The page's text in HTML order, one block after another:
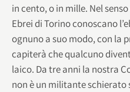
in cento, o in mille. Nel
Ebrei di Torino conoscano
ognuno a suo modo, con la
capiterà che qualcuno
laico. Da tre anni la nostra
non è un militante schierato